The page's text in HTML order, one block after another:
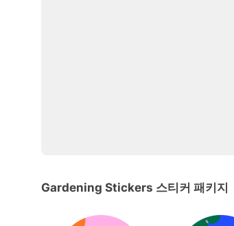
Gardening Stickers 스티커 패키지